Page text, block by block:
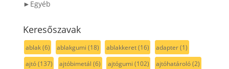
►Egyéb
Keresőszavak
ablak(6) ablakgumi (18) ablakkeret(16) adapter(1)
ajtó(137) ajtóbimetál (6) ajtógumi (102) ajtóhatároló(2)